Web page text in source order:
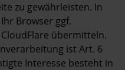
zu gewährleisten. In
Browser ggf.
übermitteln.
ist Art. 6
Interesse besteht in